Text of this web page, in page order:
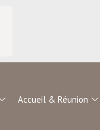
Accueil & Réunion